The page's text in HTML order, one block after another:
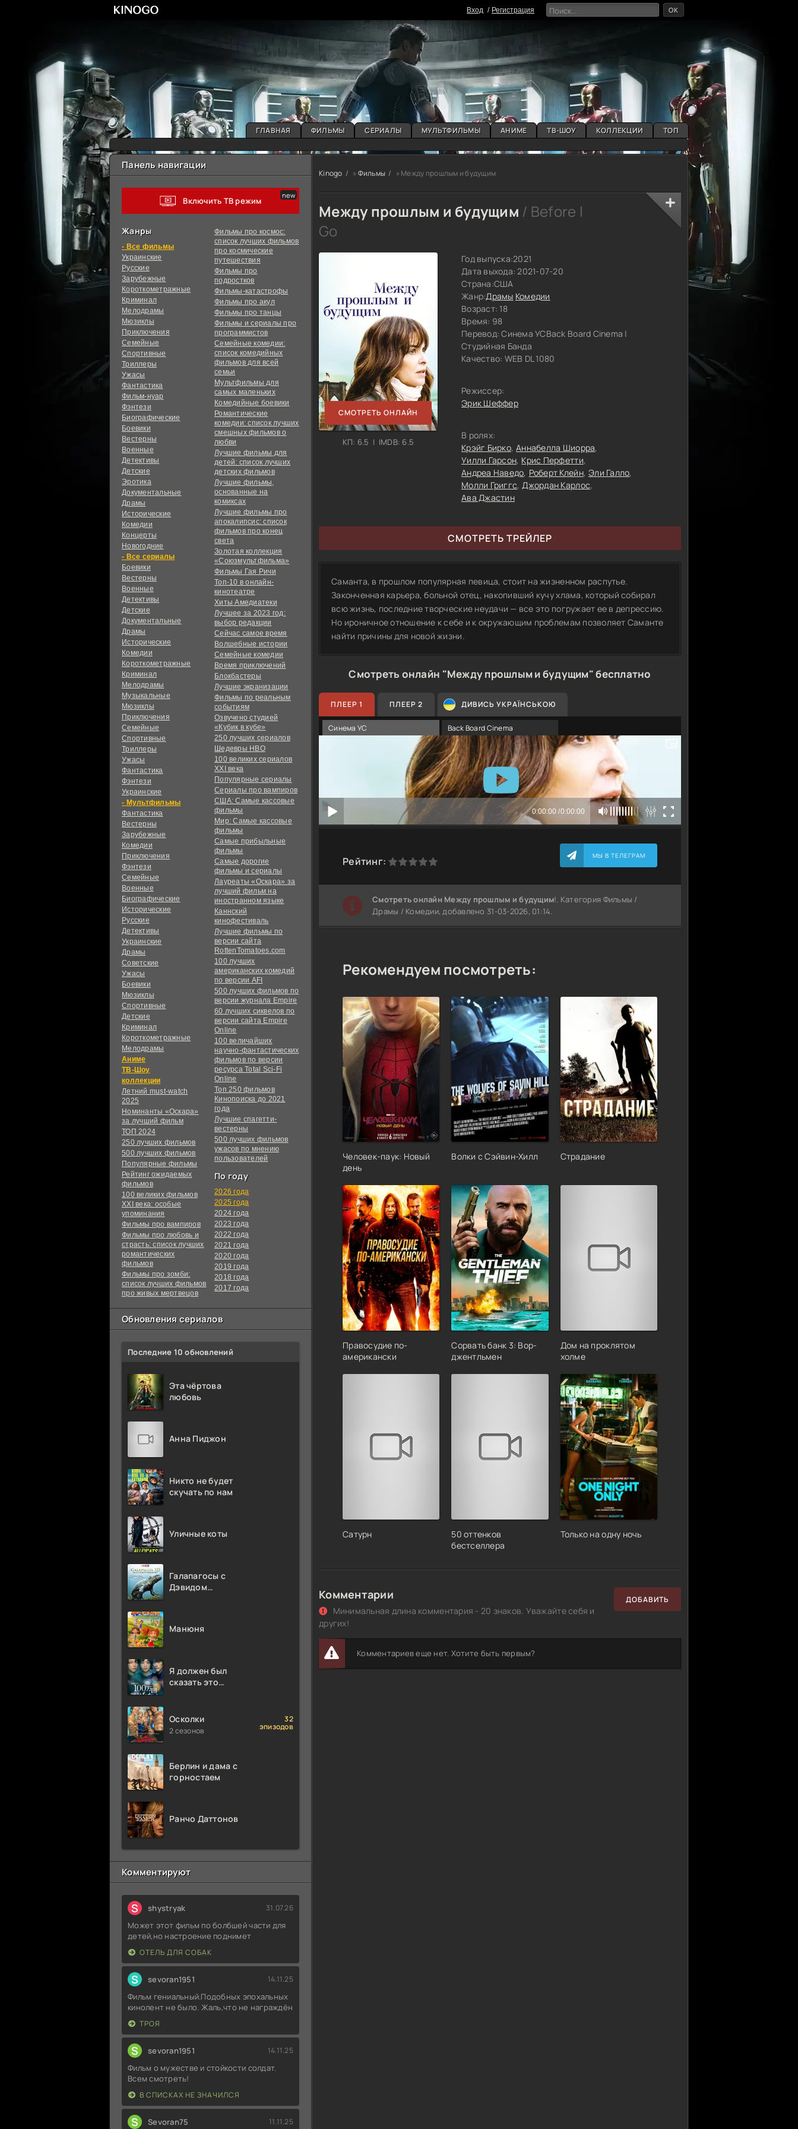
Вxoд Регистрация OK
ГЛАВНАЯ ФИЛЬМЫ СЕРИАЛЫ МУЛЬТФИЛЬМЫ АНИМЕ ТВ-ШОУ КОЛЛЕКЦИИ ТОП
Панель навигации
Включить ТВ режим
Жанры
фильмы
Украинcкие
Русские
Зарубежные
Короткометражные
Криминал
Мелодрамы
Мюзиклы
Приключения
Семейные
Спортивные
Триллеры
Ужасы
Фантастика
Фильм-нуар
Фэнтези
Биографические
Боевики
Вестерны
Военные
Детективы
Детские
Эротика
Документальные
Драмы
Исторические
Комедии
Концерты
Новогодние
сериалы
Боевики
Вестерны
Военные
Детективы
Детские
Документальные
Драмы
Исторические
Комедии
Короткометражные
Криминал
Мелодрамы
Музыкальные
Мюзиклы
Приключения
Семейные
Спортивные
Триллеры
Ужасы
Фантастика
Фэнтези
Украинcкие
Мультфильмы
Фантастика
Вестерны
Зарубежные
Комедии
Приключения
Фэнтези
Семейные
Военные
Биографические
Исторические
Русские
Детективы
Украинские
Драмы
Советские
Ужасы
Боевики
Мюзиклы
Спортивные
Детские
Криминал
Короткометражные
Мелодрамы
Аниме
ТВ-Шоу
коллекции
Летний must-watch
2025
Номинанты «Оскара»
за лучший фильм
ТОП 2024
250 лучших фильмов
500 лучших фильмов
Популярные фильмы
Рейтинг ожидаемых
фильмов
100 великих фильмов
XXI века: особые
упоминания
Фильмы про вампиров
Фильмы про любовь и
страсть: список лучших
романтических
фильмов
Фильмы про зомби:
список лучших фильмов
про живых мертвецов
Фильмы про космос:
список лучших фильмов
про космические
путешествия
Фильмы про
подростков
Фильмы-катастрофы
Фильмы про акул
Фильмы про танцы
Фильмы и сериалы про
программистов
Семейные комедии:
список комедийных
фильмов для всей
семьи
Мультфильмы для
самых маленьких
Комедийные боевики
Романтические
комедии: список лучших
смешных фильмов о
любви
Лучшие фильмы для
детей: список лучших
детских фильмов
Лучшие фильмы,
основанные на
комиксах
Лучшие фильмы про
апокалипсис: список
фильмов про конец
света
Золотая коллекция
«Союзмультфильма»
Фильмы Гая Ричи
Топ-10 в онлайн-
кинотеатре
Хиты Амедиатеки
Лучшее за 2023 год:
выбор редакции
Сейчас самое время
Волшебные истории
Семейные комедии
Время приключений
Блокбастеры
Лучшие экранизации
Фильмы по реальным
событиям
Озвучено студией
«Кубик в кубе»
250 лучших сериалов
Шедевры HBO
100 великих сериалов
XXI века
Популярные сериалы
Сериалы про вампиров
США: Самые кассовые
фильмы
Мир: Самые кассовые
фильмы
Самые прибыльные
фильмы
Самые дорогие
фильмы и сериалы
Лауреаты «Оскара» за
лучший фильм на
иностранном языке
Каннский
кинофестиваль
Лучшие фильмы по
версии сайта
RottenTomatoes.com
100 лучших
американских комедий
по версии AFI
500 лучших фильмов по
версии журнала Empire
60 лучших сиквелов по
версии сайта Empire
Online
100 величайших
научно-фантастических
фильмов по версии
ресурса Total Sci-Fi
Online
Топ 250 фильмов
Кинопоиска до 2021
года
Лучшие спагетти-
вестерны
500 лучших фильмов
ужасов по мнению
пользователей
По году
2026 года
2025 года
2024 года
2023 года
2022 года
2021 года
2020 года
2019 года
2018 года
2017 года
Обновления сериалов
Последние 10 обновлений
Эта чёртова
любовь
Анна Пиджон
Никто не будет
скучать по нам
Уличные коты
Галапагосы с
Дэвидом
Манюня
Я должен был
сказать это
Осколки
2 сезонов
32
эпизодов
Берлин и дама с
горностаем
Ранчо Даттонов
Комментируют
S shystryak 31.07.26
Может этот фильм по болбшей части для
детей,но настроение поднимет
ОТЕЛЬ ДЛЯ СОБАК
S sevoran1951 14.11.25
Фильм гениальный.Подобных эпохальных
кинолент не было. Жаль,что не награждён
ТРОЯ
S sevoran1951 14.11.25
Фильм о мужестве и стойкости солдат.
Всем смотреть!
В СПИСКАХ НЕ ЗНАЧИЛСЯ
S Sevoran75 11.11.25
Kinogo » Фильмы » Между прошлым и будущим
Между прошлым и будущим / Before I
Go
СМОТРЕТЬ ОНЛАЙН
КП: 6.5 | IMDB: 6.5
Год выпуска:2021
Дата выхода: 2021-07-20
Страна:США
Жанр:Драмы Комедии
Возраст: 18
Время: 98
Перевод:Синема УСBack Board Cinema |
Студийная Банда
Качество: WEB DL 1080
Режиссер:
Эрик Шеффер
В ролях:
Крэйг Бирко Аннабелла Шиорра
Уилли Гарсон Крис Перфетти
Андреа Наведо Роберт Клейн Эли Галло
Молли Григгс Джордан Карлос
Ава Джастин
СМОТРЕТЬ ТРЕЙЛЕР
Саманта, в прошлом популярная певица, стоит на жизненном распутье.
Законченная карьера, больной отец, накопивший кучу хлама, который собирал
всю жизнь, последние творческие неудачи — все это погружает ее в депрессию.
Но ироничное отношение к себе и к окружающим проблемам позволяет Саманте
найти причины для новой жизни.
Смотреть онлайн "Между прошлым и будущим" бесплатно
ПЛЕЕР 1 ПЛЕЕР 2 ДИВИСЬ УКРАЇНСЬКОЮ
Синема УС Back Board Cinema
Рейтинг:
0 2 3 4 5 МЫ В ТЕЛЕГРАМ
Cмотреть онлайн Между прошлым и будущим!. Категория Фильмы /
Драмы / Комедии, добавлено 31-03-2026, 01:14.
Рекомендуем посмотреть:
Человек-паук: Новый
день
Волки с Сэйвин-Хилл Страдание
Правосудие по-
американски
Сорвать банк 3: Вор-
джентльмен
Дом на проклятом
холме
Сатурн
50 оттенков
бестселлера
Только на одну ночь
Комментарии
Минимальная длина комментария - 20 знаков. Уважайте себя и
других!
ДОБАВИТЬ
Комментариев еще нет. Хотите быть первым?